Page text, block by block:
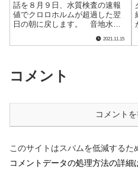
話を８月９日、水質検査の速報
値でクロロホルムが超過した翌
日の朝に戻します。 音地水源
についての市長との電話が終わ
ると、すぐに私の部屋の扉をノ
日吉さんです。おそらく部屋の
外で電話が終わる.....
2021.11.15
コメント
コメント
このサイトはスパムを低減するた
コメントデータの処理方法の詳細